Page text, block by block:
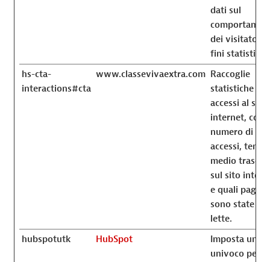
dati sul
dei visitatori a
fini statistici.
hs-cta-
interactions#cta
www.classevivaextra.com Raccoglie
statistiche
accessi al sito
internet,
numero di
accessi,
medio
sul sito
e quali pagine
sono state
lette.
hubspotutk
HubSpot
Imposta un ID
univoco per la